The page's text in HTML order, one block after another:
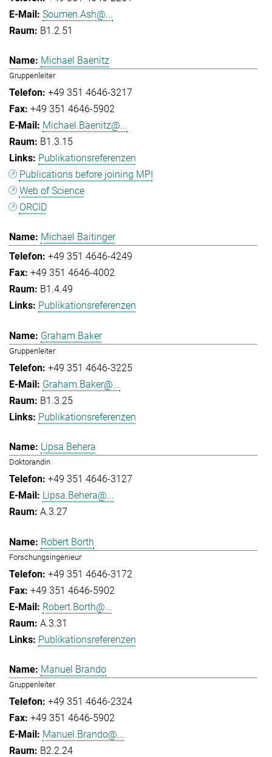
Soumen.Ash@...
B1.2.51
Michael Baenitz
Gruppenleiter
+49 351 4646-3217
+49 351 4646-5902
Michael.Baenitz@...
B1.3.15
Publikationsreferenzen
Publications before joining MPI
Web of Science
ORCID
Michael Baitinger
+49 351 4646-4249
+49 351 4646-4002
B1.4.49
Publikationsreferenzen
Graham Baker
Gruppenleiter
+49 351 4646-3225
Graham.Baker@...
B1.3.25
Publikationsreferenzen
Lipsa Behera
Doktorandin
+49 351 4646-3127
Lipsa.Behera@...
A.3.27
Robert Borth
Forschungsingenieur
+49 351 4646-3172
+49 351 4646-5902
Robert.Borth@...
A.3.31
Publikationsreferenzen
Manuel Brando
Gruppenleiter
+49 351 4646-2324
+49 351 4646-5902
Manuel.Brando@...
B2.2.24